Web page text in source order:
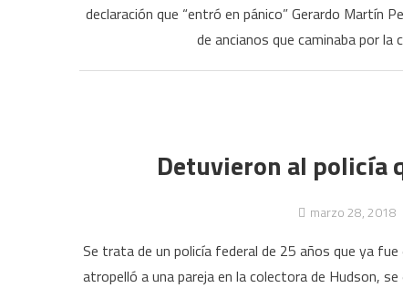
declaración que “entró en pánico” Gerardo Martín
de ancianos que caminaba por
Detuvieron al policía
marzo 28, 2018
Se trata de un policía federal de 25 años que ya
atropelló a una pareja en la colectora de Hudson,